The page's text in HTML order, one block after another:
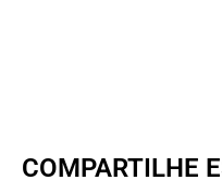
COMPARTILHE